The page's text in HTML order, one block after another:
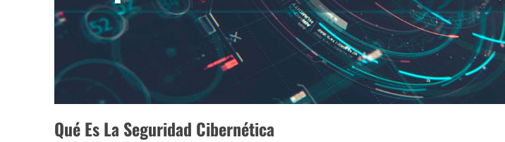
Qué Es La Seguridad Cibernética